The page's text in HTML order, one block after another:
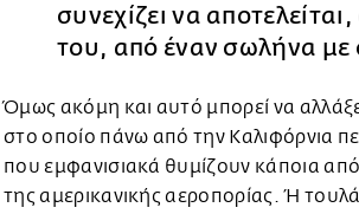
συνεχίζει να
του, από έναν σωλήνα με
Όμως ακόμη και αυτό μπορεί να
στο οποίο πάνω από την Καλιφόρνια
που εμφανισιακά θυμίζουν κάποια
της αμερικανικής αεροπορίας. Ή